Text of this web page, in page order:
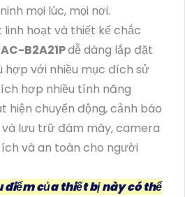
mọi lúc, mọi nơi.
hoạt và thiết kế chắc
B2A21Pdễ dàng lắp đặt
hợp với nhiều mục đích sử
hợp nhiều tính năng
hiện chuyển động, cảnh báo
và lưu trữ đám mây, camera
và an toàn cho người
điểm của thiết bị này có thể